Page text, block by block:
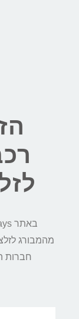
מהמבורג
חברות